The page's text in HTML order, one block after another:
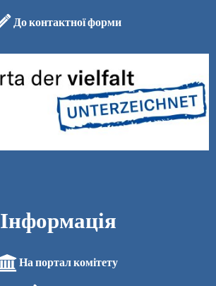
До контактної форми
Інформація
На портал комітету